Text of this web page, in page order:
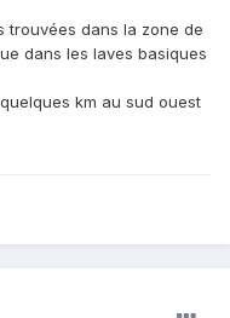
trouvées dans la zone de
dans les laves basiques
km au sud ouest